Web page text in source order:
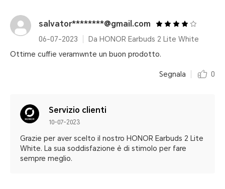
salvator********@gmail.com
06-07-2023
Da HONOR Earbuds 2 Lite White
Ottime cuffie veramwnte un buon prodotto.
Segnala 0
Servizio clienti
10-07-2023
Grazie per aver scelto il nostro HONOR Earbuds 2 Lite
White. La sua soddisfazione è di stimolo per fare
sempre meglio.